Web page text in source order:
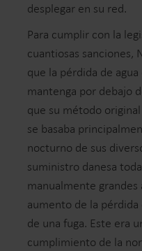
desplegar en su red.
Para cumplir con la
cuantiosas sanciones,
que la pérdida de
mantenga por debajo
que su método
se basaba
nocturno de sus
suministro danesa
manualmente
aumento de la pérdida
de una fuga. Este era
cumplimiento de la